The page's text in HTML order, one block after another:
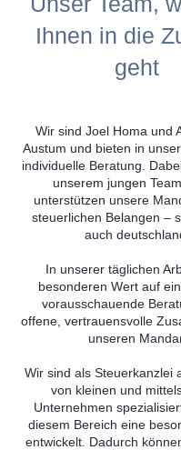
Ihnen in die
geht
Wir sind Joel Homa und
Austum und bieten in
individuelle Beratung.
unserem jungen
unterstützen unsere
steuerlichen Belangen –
auch
In unserer täglichen
besonderen Wert auf
vorausschauende
offene, vertrauensvolle
unseren
Wir sind als Steuerkanzlei
von kleinen und
Unternehmen
diesem Bereich eine
entwickelt. Dadurch